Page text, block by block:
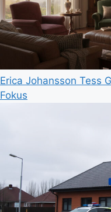
Erica Johansson Tess
Fokus